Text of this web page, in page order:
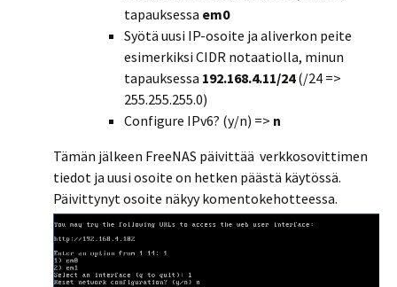
tapauksessa em0
Syötä uusi IP-osoite ja aliverkon peite
esimerkiksi CIDR notaatiolla, minun
tapauksessa 192.168.4.11/24(/24 =>
255.255.255.0)
Configure IPv6? (y/n) => n
Tämän jälkeen FreeNAS päivittää verkkosovittimen
tiedot ja uusi osoite on hetken päästä käytössä.
Päivittynyt osoite näkyy komentokehotteessa.